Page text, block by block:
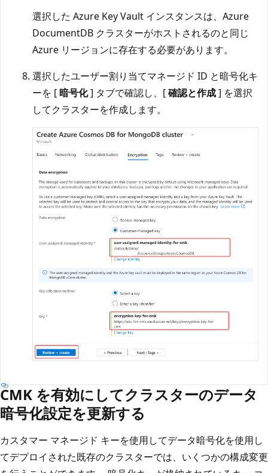
選択した Azure Key Vault インスタンスは、Azure
DocumentDB クラスターがホストされるのと同じ
Azure リージョンに存在する必要があります。
選択したユーザー割り当てマネージド ID と暗号化キ
ーを [暗号化] タブで確認し、[確認と作成] を選択
してクラスターを作成します。
CMK を有効にしてクラスターのデータ
暗号化設定を更新する
カスタマー マネージド キーを使用してデータ暗号化を使用し
てデプロイされた既存のクラスターでは、いくつかの構成変更